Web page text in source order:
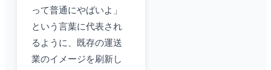
って普通にやばいよ」
という言葉に代表され
るように、既存の運送
業のイメージを刷新し